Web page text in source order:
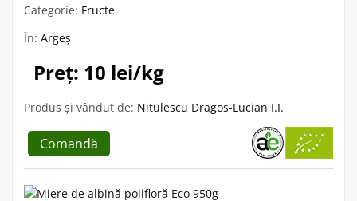
Categorie: Fructe
În: Argeș
Preț: 10 lei/kg
Produs și vândut de: Nitulescu Dragos-Lucian I.I.
Comandă